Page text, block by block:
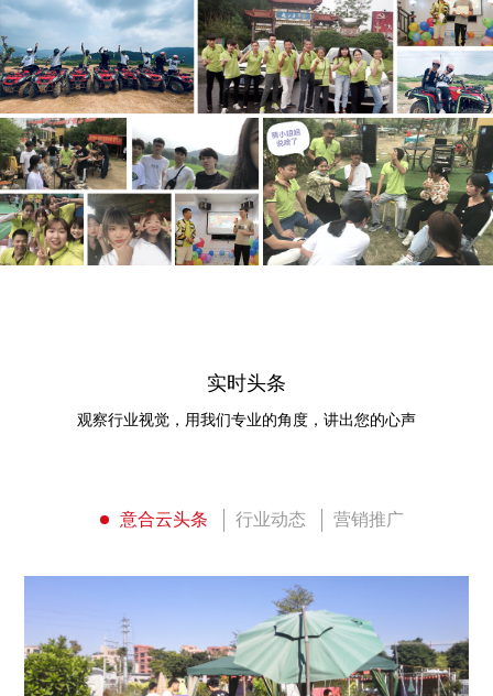
实时头条
观察行业视觉，用我们专业的角度，讲出您的心声
意合云头条 行业动态 营销推广